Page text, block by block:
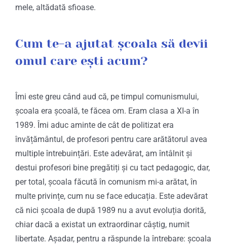
mele, altădată sfioase.
Cum te-a ajutat școala să devii
omul care ești acum?
Îmi este greu când aud că, pe timpul comunismului,
școala era școală, te făcea om. Eram clasa a XI-a în
1989. Îmi aduc aminte de cât de politizat era
învățământul, de profesori pentru care arătătorul avea
multiple întrebuințări. Este adevărat, am întâlnit și
destui profesori bine pregătiți și cu tact pedagogic, dar,
per total, școala făcută în comunism mi-a arătat, în
multe privințe, cum nu se face educația. Este adevărat
că nici școala de după 1989 nu a avut evoluția dorită,
chiar dacă a existat un extraordinar câștig, numit
libertate. Așadar, pentru a răspunde la întrebare: școala